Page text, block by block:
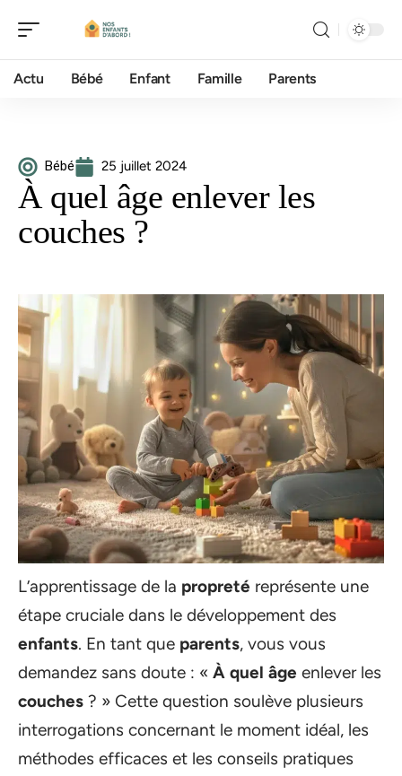
Actu Bébé Enfant Famille Parents
Bébé 25 juillet 2024
À quel âge enlever les
couches ?
L’apprentissage de la propreté représente une
étape cruciale dans le développement des
enfants. En tant que parents, vous vous
demandez sans doute : « À quel âge enlever les
couches ? » Cette question soulève plusieurs
interrogations concernant le moment idéal, les
méthodes efficaces et les conseils pratiques